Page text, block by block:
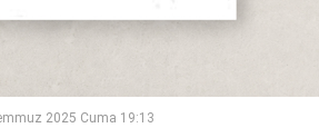
2025 Cuma 19:13